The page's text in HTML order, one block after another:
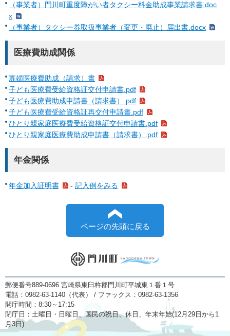
（事業者）門川町重度障がい者タクシー料金助成事業請求書.doc
x
（事業者）タクシー券取扱事業者（変更・廃止）届出書.docx
医療費助成関係
寡婦医療費助成（請求）書
子ども医療費受給資格証交付申請書.pdf
子ども医療費助成申請書（請求書）.pdf
子ども医療費受給資格証再交付申請書.pdf
ひとり親家庭医療費受給資格証交付申請書.pdf
ひとり親家庭医療費助成申請書（請求書）.pdf
年金関係
年金加入証明書 - 記入例をみる
ページの先頭に戻る
郵便番号889-0696 宮崎県東臼杵郡門川町平城東１番１号
電話：0982-63-1140（代表） / ファックス：0982-63-1356
開庁時間：8:30～17:15
閉庁日：土曜日・日曜日、国民の祝日、休日、年末年始(12月29日から1
月3日)